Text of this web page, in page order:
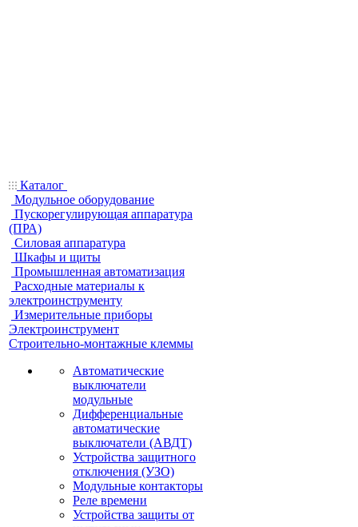
Каталог
Модульное оборудование
Пускорегулирующая аппаратура
(ПРА)
Силовая аппаратура
Шкафы и щиты
Промышленная автоматизация
Расходные материалы к
электроинструменту
Измерительные приборы
Электроинструмент
Строительно-монтажные клеммы
Автоматические
выключатели
модульные
Дифференциальные
автоматические
выключатели (АВДТ)
Устройства защитного
отключения (УЗО)
Модульные контакторы
Реле времени
Устройства защиты от